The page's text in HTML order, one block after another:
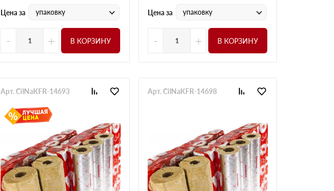
Цена за упаковку
- + В КОРЗИНУ
Цена за упаковку
- + В КОРЗИНУ
Арт. CilNaKFR-14693 Арт. CilNaKFR-14698